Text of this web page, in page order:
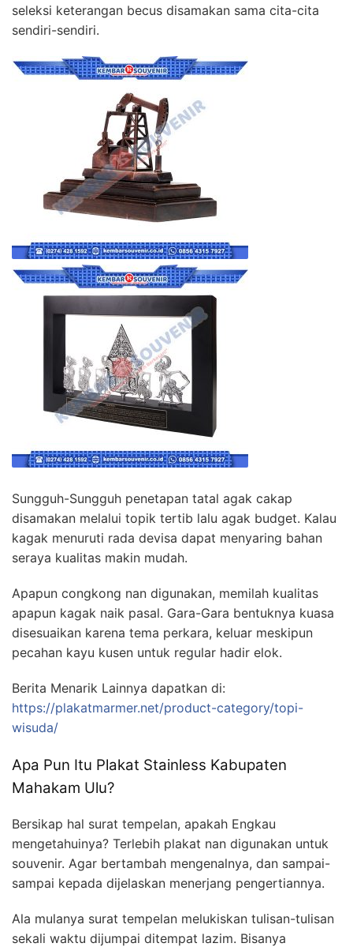
seleksi keterangan becus disamakan sama cita-cita
sendiri-sendiri.
Sungguh-Sungguh penetapan tatal agak cakap
disamakan melalui topik tertib lalu agak budget. Kalau
kagak menuruti rada devisa dapat menyaring bahan
seraya kualitas makin mudah.
Apapun congkong nan digunakan, memilah kualitas
apapun kagak naik pasal. Gara-Gara bentuknya kuasa
disesuaikan karena tema perkara, keluar meskipun
pecahan kayu kusen untuk regular hadir elok.
Berita Menarik Lainnya dapatkan di:
https://plakatmarmer.net/product-category/topi-
wisuda/
Apa Pun Itu Plakat Stainless Kabupaten
Mahakam Ulu?
Bersikap hal surat tempelan, apakah Engkau
mengetahuinya? Terlebih plakat nan digunakan untuk
souvenir. Agar bertambah mengenalnya, dan sampai-
sampai kepada dijelaskan menerjang pengertiannya.
Ala mulanya surat tempelan melukiskan tulisan-tulisan
sekali waktu dijumpai ditempat lazim. Bisanya